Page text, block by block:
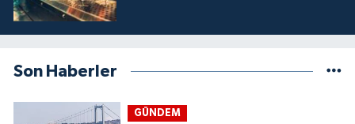
Son Haberler
GÜNDEM